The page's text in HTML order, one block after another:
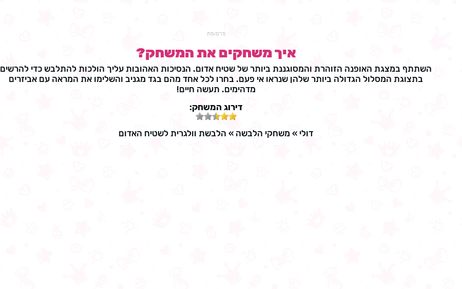
פרסומת
איך משחקים את המשחק?
השתתף במצגת האופנה הזוהרת והמסוגננת ביותר של שטיח אדום. הנסיכות האהובות עליך הולכות להתלבש כדי להרשים
בתצוגת המסלול הגדולה ביותר שלהן שנראו אי פעם. בחרו לכל אחד מהם בגד מגניב והשלימו את המראה עם אביזרים
מדהימים. תעשה חיים!
דירוג המשחק:
דולי » משחקי הלבשה » הלבשת וולגרית לשטיח האדום